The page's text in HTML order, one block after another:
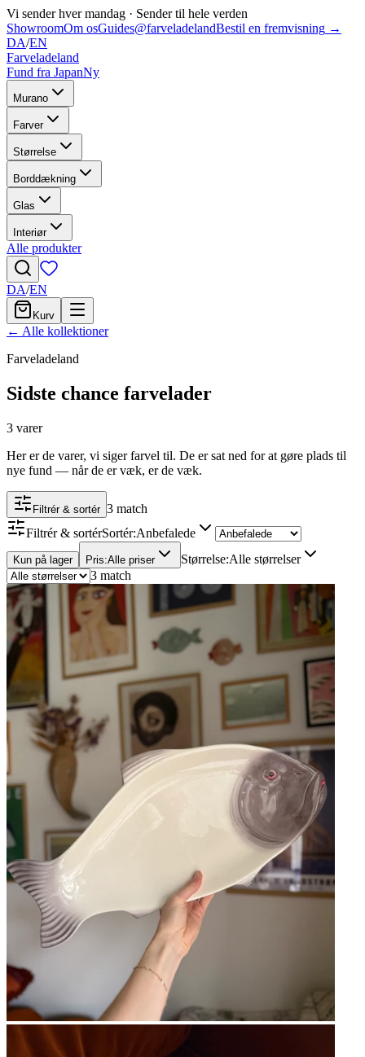
Vi sender hver mandag · Sender til hele verden
ShowroomOm osGuides@farveladelandBestil en fremvisning →
DA/EN
Farveladeland
Fund fra JapanNy
Murano
Farver
Størrelse
Borddækning
Glas
Interiør
Alle produkter
DA/EN
Kurv
← Alle kollektioner
Farveladeland
Sidste chance farvelader
3 varer
Her er de varer, vi siger farvel til. De er sat ned for at gøre plads til
nye fund — når de er væk, er de væk.
Filtrér & sortér 3 match
Filtrér & sortérSortér:Anbefalede
Kun på lager Pris:Alle priser Størrelse:Alle størrelser
3 match